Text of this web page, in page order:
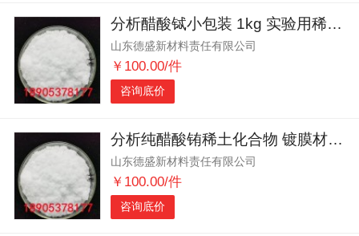
分析醋酸铽小包装 1kg 实验用稀土化学品
山东德盛新材料责任有限公司
￥100.00/件
咨询底价
分析纯醋酸铕稀土化合物 镀膜材料 电子新材料供应
山东德盛新材料责任有限公司
￥100.00/件
咨询底价